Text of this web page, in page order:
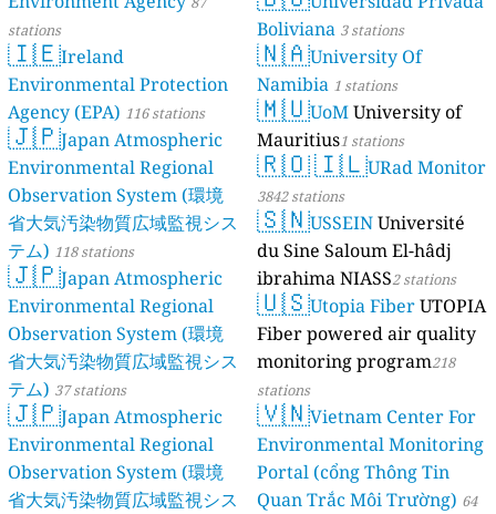
stations
🇮🇪Ireland
Environmental Protection
Agency (EPA) 116 stations
🇯🇵Japan Atmospheric
Environmental Regional
Observation System (環境
省大気汚染物質広域監視シス
テム) 118 stations
🇯🇵Japan Atmospheric
Environmental Regional
Observation System (環境
省大気汚染物質広域監視シス
テム) 37 stations
🇯🇵Japan Atmospheric
Environmental Regional
Observation System (環境
省大気汚染物質広域監視シス
Boliviana 3 stations
🇳🇦University Of
Namibia 1 stations
🇲🇺UoMUniversity of
Mauritius1 stations
🇷🇴🇮🇱URad Monitor
3842 stations
🇸🇳USSEINUniversité
du Sine Saloum El-hâdj
ibrahima NIASS2 stations
🇺🇸Utopia FiberUTOPIA
Fiber powered air quality
monitoring program218
stations
🇻🇳Vietnam Center For
Environmental Monitoring
Portal (cổng Thông Tin
Quan Trắc Môi Trường) 64